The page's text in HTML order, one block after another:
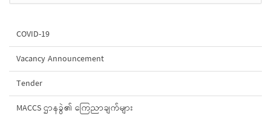
COVID-19
Vacancy Announcement
Tender
MACCS ဌာနခွဲ၏ ကြေညာချက်များ